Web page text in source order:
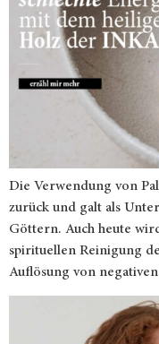
Die Verwendung von
zurück und galt als
Göttern. Auch heute
spirituellen Reinigung
Auflösung von